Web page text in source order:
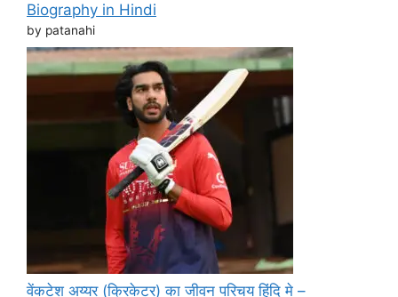
Biography in Hindi
by patanahi
वेंकटेश अय्यर (क्रिकेटर) का जीवन परिचय हिंदि मे –